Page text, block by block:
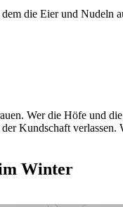
dem die Eier und
Wer die Höfe und
Kundschaft
Winter